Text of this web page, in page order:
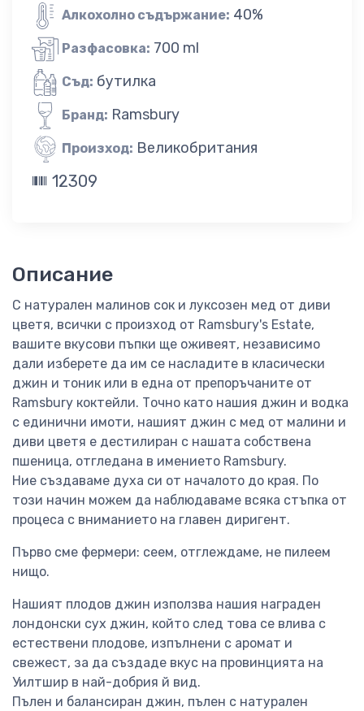
Алкохолно съдържание: 40%
Разфасовка: 700 ml
Съд: бутилка
Бранд: Ramsbury
Произход: Великобритания
12309
Описание
С натурален малинов сок и луксозен мед от диви
цветя, всички с произход от Ramsbury's Estate,
вашите вкусови пъпки ще оживеят, независимо
дали изберете да им се насладите в класически
джин и тоник или в една от препоръчаните от
Ramsbury коктейли. Точно като нашия джин и водка
с единични имоти, нашият джин с мед от малини и
диви цветя е дестилиран с нашата собствена
пшеница, отгледана в имението Ramsbury.
Ние създаваме духа си от началото до края. По
този начин можем да наблюдаваме всяка стъпка от
процеса с вниманието на главен диригент.
Първо сме фермери: сеем, отглеждаме, не пилеем
нищо.
Нашият плодов джин използва нашия награден
лондонски сух джин, който след това се влива с
естествени плодове, изпълнени с аромат и
свежест, за да създаде вкус на провинцията на
Уилтшир в най-добрия й вид.
Пълен и балансиран джин, пълен с натурален